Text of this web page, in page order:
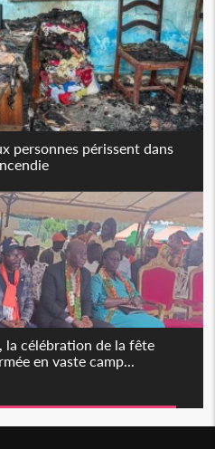
personnes périssent dans
la célébration de la fête
en vaste camp...